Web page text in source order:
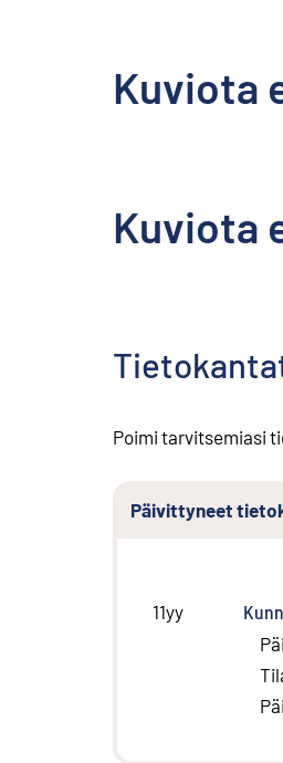
Kuviota
Kuviota
Poimi tarvitsemiasi
Päivittyneet
11yy